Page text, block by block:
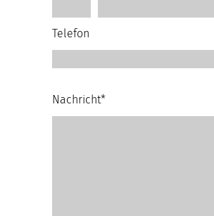
Telefon
Nachricht*